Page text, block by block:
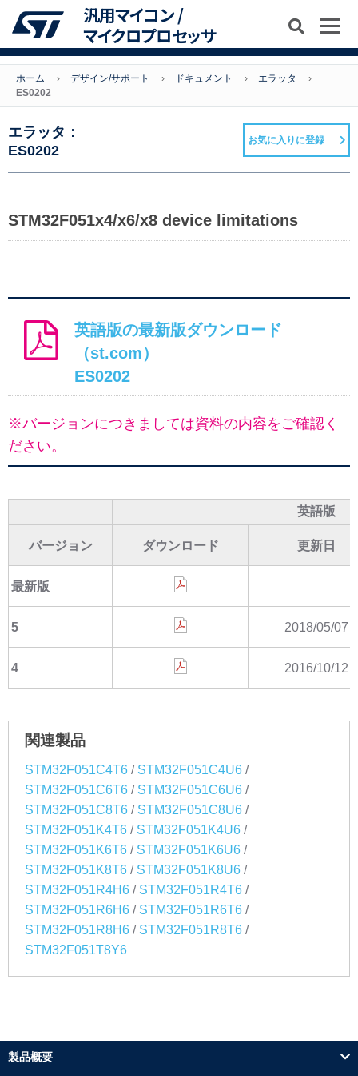
汎用マイコン /
マイクロプロセッサ
ホーム デザイン/サポート ドキュメント
エラッタ
ES0202
エラッタ：
ES0202
お気に入りに登録
STM32F051x4/x6/x8 device limitations
英語版の最新版ダウンロード
（st.com）
ES0202
※バージョンにつきましては資料の内容をご確認く
ださい。
英語版
バージョン ダウンロード 更新日
最新版
5 2018/05/07
4 2016/10/12
関連製品
STM32F051C4T6 / STM32F051C4U6 /
STM32F051C6T6 / STM32F051C6U6 /
STM32F051C8T6 / STM32F051C8U6 /
STM32F051K4T6 / STM32F051K4U6 /
STM32F051K6T6 / STM32F051K6U6 /
STM32F051K8T6 / STM32F051K8U6 /
STM32F051R4H6 / STM32F051R4T6 /
STM32F051R6H6 / STM32F051R6T6 /
STM32F051R8H6 / STM32F051R8T6 /
STM32F051T8Y6
製品概要